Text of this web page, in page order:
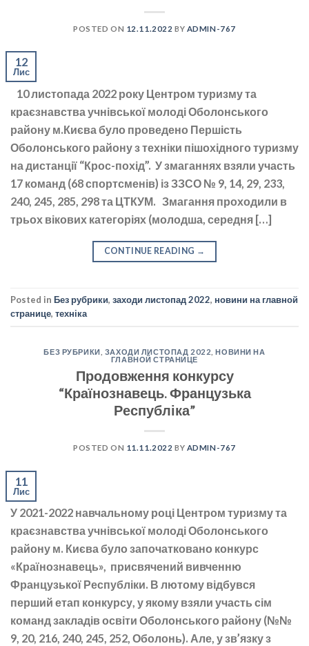
POSTED ON 12.11.2022 BY ADMIN-767
12
Лис
10 листопада 2022 року Центром туризму та
краєзнавства учнівської молоді Оболонського
району м.Києва було проведено Першість
Оболонського району з техніки пішохідного туризму
на дистанції “Крос-похід”. У змаганнях взяли участь
17 команд (68 спортсменів) із ЗЗСО № 9, 14, 29, 233,
240, 245, 285, 298 та ЦТКУМ. Змагання проходили в
трьох вікових категоріях (молодша, середня […]
CONTINUE READING →
Posted in Без рубрики, заходи листопад 2022, новини на главной
странице, техніка
БЕЗ РУБРИКИ ЗАХОДИ ЛИСТОПАД 2022 ,НОВИНИ НА
ГЛАВНОЙ СТРАНИЦЕ
Продовження конкурсу
“Країнознавець. Французька
Республіка”
POSTED ON 11.11.2022 BY ADMIN-767
11
Лис
У 2021-2022 навчальному році Центром туризму та
краєзнавства учнівської молоді Оболонського
району м. Києва було започатковано конкурс
«Країнознавець», присвячений вивченню
Французької Республіки. В лютому відбувся
перший етап конкурсу, у якому взяли участь сім
команд закладів освіти Оболонського району (№№
9, 20, 216, 240, 245, 252, Оболонь). Але, у зв’язку з